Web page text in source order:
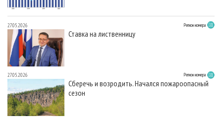
27.05.2026 Регион номера
Ставка на лиственницу
27.05.2026 Регион номера
Сберечь и возродить. Начался пожароопасный
сезон